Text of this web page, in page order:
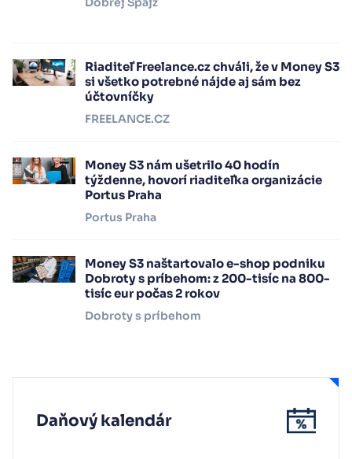
Riaditeľ Freelance.cz chváli, že v Money S3
si všetko potrebné nájde aj sám bez
účtovníčky
FREELANCE.CZ
Money S3 nám ušetrilo 40 hodín
týždenne, hovorí riaditeľka organizácie
Portus Praha
Portus Praha
Money S3 naštartovalo e-shop podniku
Dobroty s príbehom: z 200-tisíc na 800-
tisíc eur počas 2 rokov
Dobroty s príbehom
Daňový kalendár